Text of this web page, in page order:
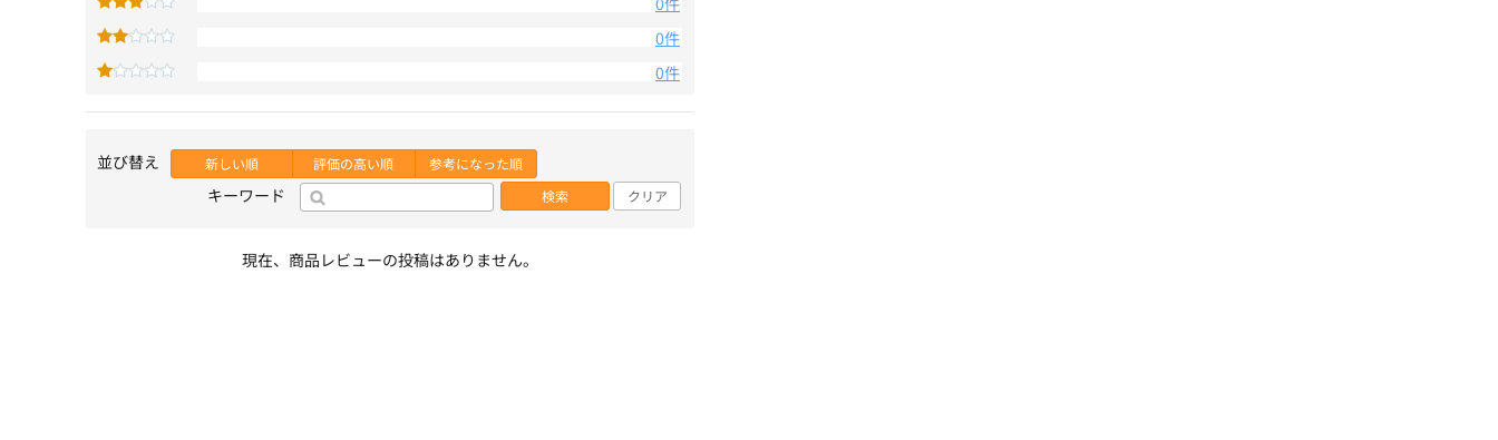
0件
0件
並び替え 新しい順 評価の高い順 参考になった順
キーワード 検索 クリア
現在、商品レビューの投稿はありません。